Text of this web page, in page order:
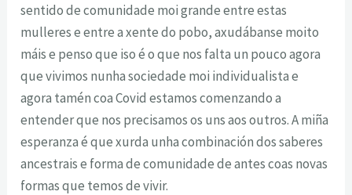
sentido de comunidade moi grande entre estas
mulleres e entre a xente do pobo, axudábanse moito
máis e penso que iso é o que nos falta un pouco agora
que vivimos nunha sociedade moi individualista e
agora tamén coa Covid estamos comenzando a
entender que nos precisamos os uns aos outros. A miña
esperanza é que xurda unha combinación dos saberes
ancestrais e forma de comunidade de antes coas novas
formas que temos de vivir.